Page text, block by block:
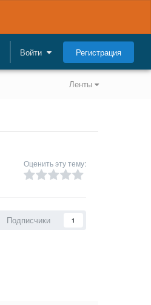
Войти Регистрация
Ленты
Оценить эту тему:
Подписчики 1